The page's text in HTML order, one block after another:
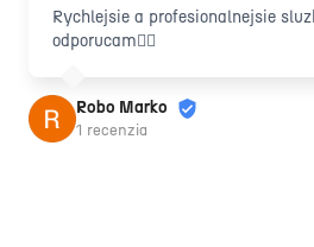
Rychlejsie a profesionalnejsie
odporucam🙋‍♂️
Robo Marko
1 recenzia